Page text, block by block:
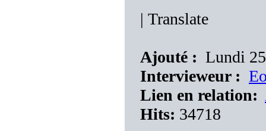
| Translate
Ajouté : Lundi
Intervieweur :
Lien en relation:
Hits: 34718